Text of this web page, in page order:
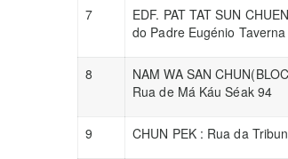
7
EDF. PAT TAT SUN
do Padre Eugénio
8
NAM WA SAN
Rua de Má Káu Séak 94
9 CHUN PEK : Rua da